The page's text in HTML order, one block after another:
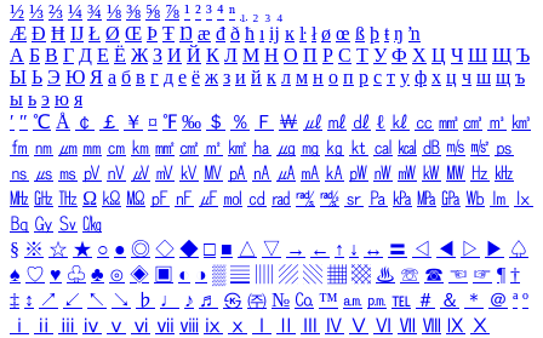
½ ⅓ ⅔ ¼ ¾ ⅛ ⅜ ⅝ ⅞ ¹ ² ³ ⁴ ⁿ ₁ ₂ ₃ ₄
Æ Ð Ħ Ĳ Ł Ø Œ Þ Ŧ Ŋ æ đ ð ħ ı ĳ ĸ ŀ ł ø œ ß þ ŧ ŋ ŉ
А Б В Г Д Е Ё Ж З И Й К Л М Н О П Р С Т У Ф Х Ц Ч Ш Щ Ъ
Ы Ь Э Ю Я а б в г д е ё ж з и й к л м н о п р с т у ф х ц ч ш щ ъ
ы ь э ю я
′ ″ ℃ Å ￠ ￡ ￥ ¤ ℉ ‰ ＄ ％ Ｆ ￦ ㎕ ㎖ ㎗ ℓ ㎘ ㏄ ㎣ ㎤ ㎥ ㎦
㎙ ㎚ ㎛ ㎜ ㎝ ㎞ ㎟ ㎠ ㎡ ㎢ ㏊ ㎍ ㎎ ㎏ ㏏ ㎈ ㎉ ㏈ ㎧ ㎨ ㎰
㎱ ㎲ ㎳ ㎴ ㎵ ㎶ ㎷ ㎸ ㎹ ㎀ ㎁ ㎂ ㎃ ㎄ ㎺ ㎻ ㎽ ㎾ ㎿ ㎐ ㎑
㎒ ㎓ ㎔ Ω ㏀ ㏁ ㎊ ㎋ ㎌ ㏖ ㏅ ㎭ ㎮ ㎯ ㏛ ㎩ ㎪ ㎫ ㎬ ㏝ ㏐
㏓
㏃ ㏉ ㏜ ㏆
§ ※ ☆ ★ ○ ● ◎ ◇ ◆ □ ■ △ ▽ → ← ↑ ↓ ↔ 〓 ◁ ◀ ▷ ▶ ♤
♠ ♡ ♥ ♧ ♣ ⊙ ◈ ▣ ◐ ◑ ▒ ▤ ▨ ▧ ▦ ▩ ♨ ☏ ☎ ☜ ☞ ¶ †
‡ ↕ ↗ ↙ ↖ ↘ ♭ ♩ ♪ ♬ ㉿ ㈜ № ㏇ ™ ㏂ ㏘ ℡ ＃ ＆ ＊ ＠ ª º
ⅰ
ⅱ ⅲ ⅳ ⅴ ⅵ ⅶ ⅷ ⅸ ⅹ Ⅳ Ⅴ Ⅵ Ⅶ Ⅷ Ⅸ Ⅹ